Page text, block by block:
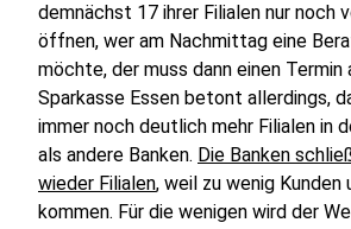
demnächst 17 ihrer Filialen nur noch
öffnen, wer am Nachmittag eine
möchte, der muss dann einen Termin
Sparkasse Essen betont allerdings,
immer noch deutlich mehr Filialen in
als andere Banken. Die Banken
wieder Filialen, weil zu wenig Kunden
kommen. Für die wenigen wird der